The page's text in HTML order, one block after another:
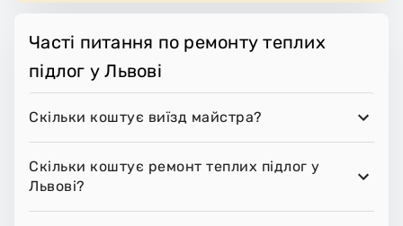
Часті питання по ремонту теплих
підлог у Львові
Скільки коштує виїзд майстра?
Скільки коштує ремонт теплих підлог у
Львові?